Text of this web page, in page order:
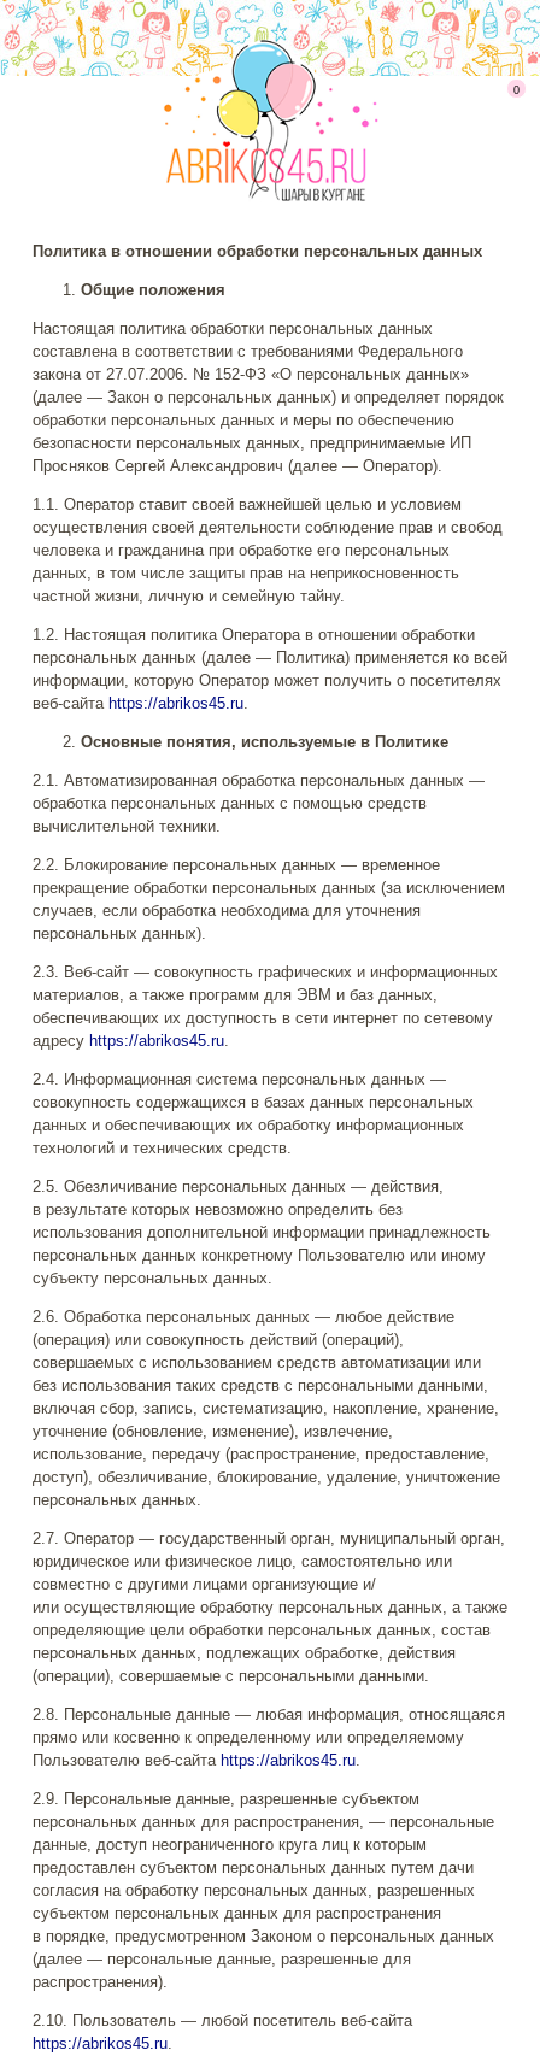
0
Политика в отношении обработки персональных данных
Общие положения
Настоящая политика обработки персональных данных
составлена в соответствии с требованиями Федерального
закона от 27.07.2006. № 152-ФЗ «О персональных данных»
(далее — Закон о персональных данных) и определяет порядок
обработки персональных данных и меры по обеспечению
безопасности персональных данных, предпринимаемые ИП
Просняков Сергей Александрович (далее — Оператор).
1.1. Оператор ставит своей важнейшей целью и условием
осуществления своей деятельности соблюдение прав и свобод
человека и гражданина при обработке его персональных
данных, в том числе защиты прав на неприкосновенность
частной жизни, личную и семейную тайну.
1.2. Настоящая политика Оператора в отношении обработки
персональных данных (далее — Политика) применяется ко всей
информации, которую Оператор может получить о посетителях
веб-сайта https://abrikos45.ru.
Основные понятия, используемые в Политике
2.1. Автоматизированная обработка персональных данных —
обработка персональных данных с помощью средств
вычислительной техники.
2.2. Блокирование персональных данных — временное
прекращение обработки персональных данных (за исключением
случаев, если обработка необходима для уточнения
персональных данных).
2.3. Веб-сайт — совокупность графических и информационных
материалов, а также программ для ЭВМ и баз данных,
обеспечивающих их доступность в сети интернет по сетевому
адресу https://abrikos45.ru.
2.4. Информационная система персональных данных —
совокупность содержащихся в базах данных персональных
данных и обеспечивающих их обработку информационных
технологий и технических средств.
2.5. Обезличивание персональных данных — действия,
в результате которых невозможно определить без
использования дополнительной информации принадлежность
персональных данных конкретному Пользователю или иному
субъекту персональных данных.
2.6. Обработка персональных данных — любое действие
(операция) или совокупность действий (операций),
совершаемых с использованием средств автоматизации или
без использования таких средств с персональными данными,
включая сбор, запись, систематизацию, накопление, хранение,
уточнение (обновление, изменение), извлечение,
использование, передачу (распространение, предоставление,
доступ), обезличивание, блокирование, удаление, уничтожение
персональных данных.
2.7. Оператор — государственный орган, муниципальный орган,
юридическое или физическое лицо, самостоятельно или
совместно с другими лицами организующие и/
или осуществляющие обработку персональных данных, а также
определяющие цели обработки персональных данных, состав
персональных данных, подлежащих обработке, действия
(операции), совершаемые с персональными данными.
2.8. Персональные данные — любая информация, относящаяся
прямо или косвенно к определенному или определяемому
Пользователю веб-сайта https://abrikos45.ru.
2.9. Персональные данные, разрешенные субъектом
персональных данных для распространения, — персональные
данные, доступ неограниченного круга лиц к которым
предоставлен субъектом персональных данных путем дачи
согласия на обработку персональных данных, разрешенных
субъектом персональных данных для распространения
в порядке, предусмотренном Законом о персональных данных
(далее — персональные данные, разрешенные для
распространения).
2.10. Пользователь — любой посетитель веб-сайта
https://abrikos45.ru.